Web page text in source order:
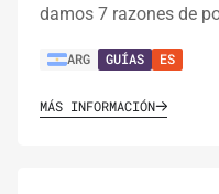
damos 7 razones de
ARG GUÍAS ES
MÁS INFORMACIÓN